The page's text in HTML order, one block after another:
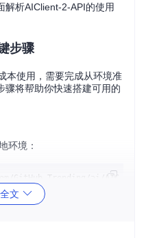
解析AIClient-2-API的使用
步骤
本使用，需要完成从环境准
骤将帮助你快速搭建可用的
环境：
文